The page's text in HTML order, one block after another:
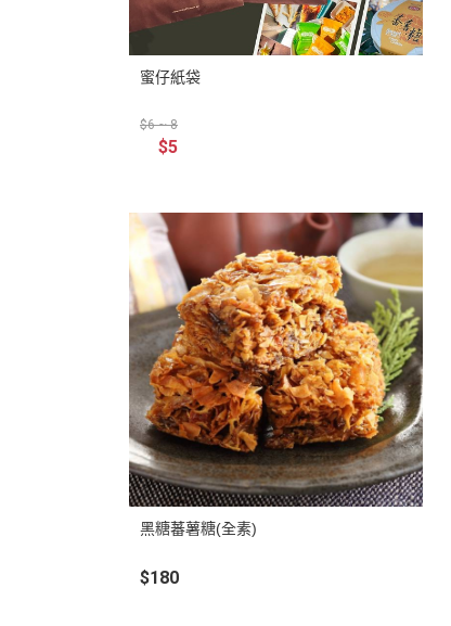
蜜仔紙袋
$6 ~ 8
$5
黑糖蕃薯糖(全素)
$180